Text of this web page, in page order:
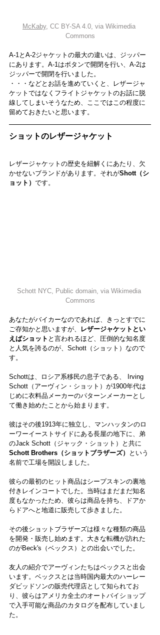
McKaby, CC BY-SA 4.0, via Wikimedia
Commons
A-1とA-2ジャケットの最大の違いは、ジッパー
にあります。A-1はボタンで開閉を行い、A-2は
ジッパーで開閉を行いました。
・・・などとお話を進めていくと、レザージャ
ケットではなくフライトジャケットのお話に脱
線してしまいそうなため、ここではこの程度に
留めておきたいと思います。
ショットのレザージャケット
レザージャケットの歴史を紐解くにあたり、欠
かせないブランドがあります。それがShott（シ
ョット） です。
Schott NYC, Public domain, via Wikimedia
Commons
あなたがバイカーなのであれば、きっとすでに
ご存知かと思いますが、
レザージャケットとい
えばショット と言われるほど、圧倒的な知名度
と人気を誇るのが、Schott（ショット）なので
す。
Schottは、ロシア系移民の息子である、 Irving
Schott（アーヴィン・ショット）が1900年代は
じめに衣料品メーカーのパターンメーカーとし
て働き始めたことから始まります。
彼はその後1913年に独立し、マンハッタンのロ
ーワーイーストサイドにある長屋の地下に、弟
のJack Schott（ジャック・ショット）と共に
Schott Brothers（ショットブラザーズ）
という
名前で工場を開設しました。
彼らの最初のヒット商品はシープスキンの裏地
付きレインコートでした。当時はまだまだ知名
度もなかったため、彼らは商品を持ち、ドアか
らドアへと地道に販売して歩きました。
その後ショットブラザーズは様々な種類の商品
を開発・販売し始めます。大きな転機が訪れた
のがBeck's（ベックス）との出会いでした。
友人の紹介でアーヴィンたちはベックスと出会
います。ベックスとは当時国内最大のハーレー
ダビッドソンの販売代理店として知られてお
り、彼らはアメリカ全土のオートバイショップ
で入手可能な商品のカタログを配布していまし
た。